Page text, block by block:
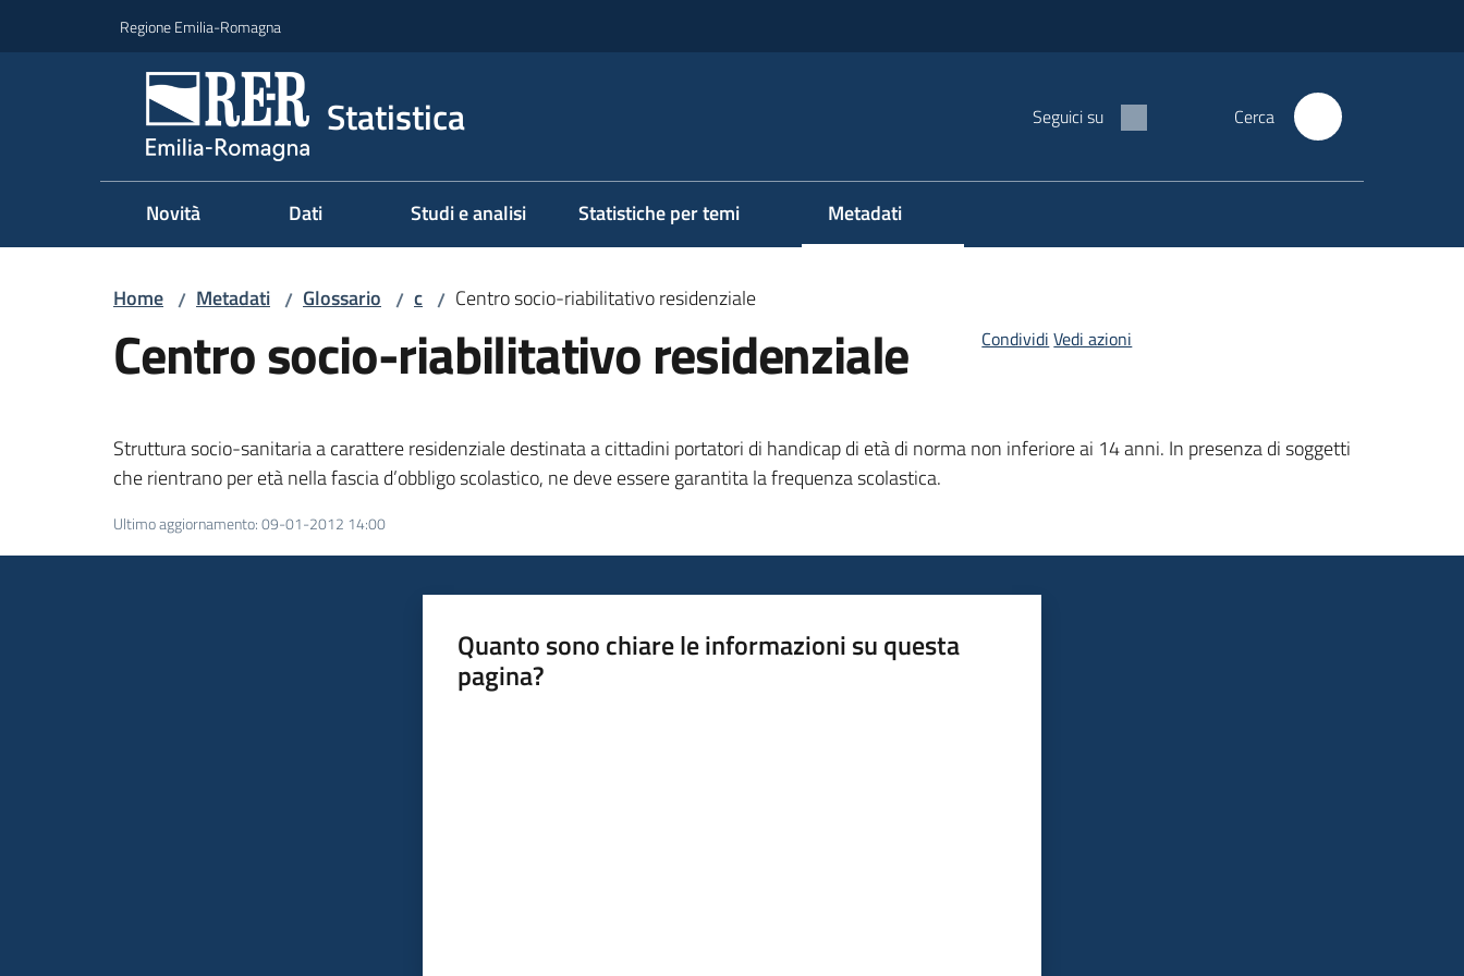
Regione Emilia-Romagna
Statistica Seguici su Cerca
Novità Dati Studi e analisi Statistiche per temi Metadati
Home / Metadati / Glossario / c / Centro socio-riabilitativo residenziale
Centro socio-riabilitativo residenziale Condividi Vedi azioni
Struttura socio-sanitaria a carattere residenziale destinata a cittadini portatori di handicap di età di norma non inferiore ai 14 anni. In presenza di soggetti
che rientrano per età nella fascia d’obbligo scolastico, ne deve essere garantita la frequenza scolastica.
Ultimo aggiornamento:09-01-2012 14:00
Quanto sono chiare le informazioni su questa
pagina?